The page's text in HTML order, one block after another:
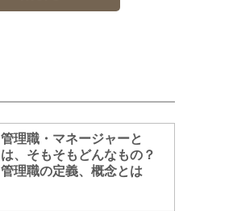
管理職・マネージャーと
は、そもそもどんなもの？
管理職の定義、概念とは